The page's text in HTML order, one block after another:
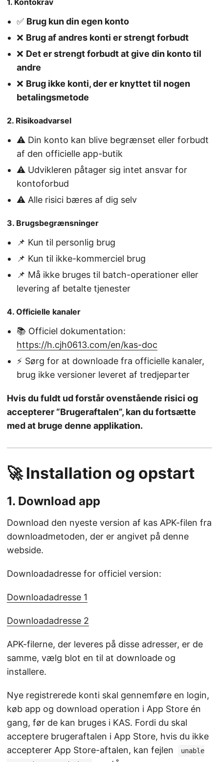
1. Kontokrav
✅ Brug kun din egen konto
❌ Brug af andres konti er strengt forbudt
❌ Det er strengt forbudt at give din konto til
andre
❌ Brug ikke konti, der er knyttet til nogen
betalingsmetode
2. Risikoadvarsel
⚠️ Din konto kan blive begrænset eller forbudt
af den officielle app-butik
⚠️ Udvikleren påtager sig intet ansvar for
kontoforbud
⚠️ Alle risici bæres af dig selv
3. Brugsbegrænsninger
📌 Kun til personlig brug
📌 Kun til ikke-kommerciel brug
📌 Må ikke bruges til batch-operationer eller
levering af betalte tjenester
4. Officielle kanaler
📚 Officiel dokumentation:
https://h.cjh0613.com/en/kas-doc
⚡ Sørg for at downloade fra officielle kanaler,
brug ikke versioner leveret af tredjeparter
Hvis du fuldt ud forstår ovenstående risici og
accepterer “Brugeraftalen”, kan du fortsætte
med at bruge denne applikation.
🚀 Installation og opstart
1. Download app
Download den nyeste version af kas APK-filen fra
downloadmetoden, der er angivet på denne
webside.
Downloadadresse for officiel version:
Downloadadresse 1
Downloadadresse 2
APK-filerne, der leveres på disse adresser, er de
samme, vælg blot en til at downloade og
installere.
Nye registrerede konti skal gennemføre en login,
køb app og download operation i App Store én
gang, før de kan bruges i KAS. Fordi du skal
acceptere brugeraftalen i App Store, hvis du ikke
accepterer App Store-aftalen, kan fejlen
unable